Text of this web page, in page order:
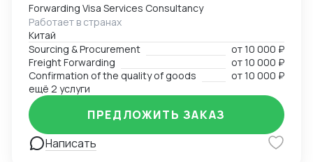
Forwarding Visa Services Consultancy
Работает в странах
Китай
Sourcing & Procurement
от10 000 ₽
Freight Forwarding
от10 000 ₽
Confirmation of the quality of goods
от10 000 ₽
ещё 2 услуги
Написать
ПРЕДЛОЖИТЬ ЗАКАЗ